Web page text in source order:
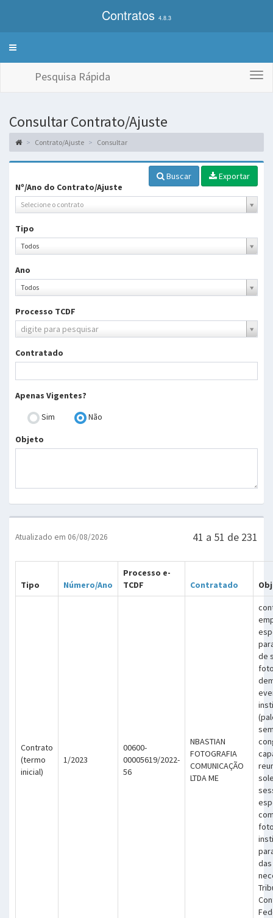
Contratos 4.8.3
Alterna
Pesquisa Rápida
Consultar Contrato/Ajuste
Contrato/Ajuste Consultar
Buscar
Exportar
Nº/Ano do Contrato/Ajuste
Selecione o contrato
Tipo
Todos
Tipo
Ano
Todos
Ano
Processo TCDF
digite para pesquisar
Processo
TCDF
Contratado
Apenas Vigentes?
Sim
Não
Objeto
Atualizado em 06/08/2026 41 a 51 de 231
Tipo Número/Ano
Processo e-
TCDF
Contratado
Contrato
(termo
inicial)
1/2023
00600-
00005619/2022-
56
NBASTIAN
FOTOGRAFIA
COMUNICAÇÃO
LTDA ME
de
das